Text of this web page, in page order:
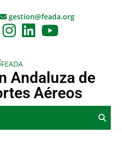
gestion@feada.org
Andaluza de
Aéreos